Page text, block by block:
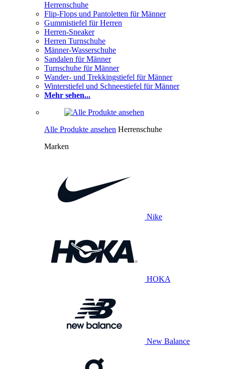
Herrenschuhe
Flip-Flops und Pantoletten für Männer
Gummistiefel für Herren
Herren-Sneaker
Herren Turnschuhe
Männer-Wasserschuhe
Sandalen für Männer
Turnschuhe für Männer
Wander- und Trekkingstiefel für Männer
Winterstiefel und Schneestiefel für Männer
Mehr sehen...
Alle Produkte ansehen Herrenschuhe
Marken
Nike
HOKA
New Balance